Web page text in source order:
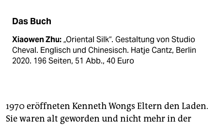
Das Buch
Xiaowen Zhu:„Oriental Silk“. Gestaltung von Studio
Cheval. Englisch und Chinesisch. Hatje Cantz, Berlin
2020. 196 Seiten, 51 Abb., 40 Euro
1970 eröffneten Kenneth Wongs Eltern den Laden.
Sie waren alt geworden und nicht mehr in der